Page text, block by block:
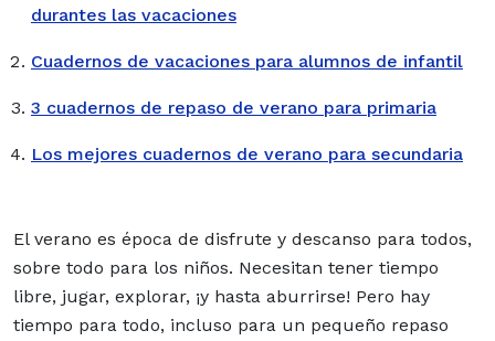
durantes las vacaciones
Cuadernos de vacaciones para alumnos de infantil
3 cuadernos de repaso de verano para primaria
Los mejores cuadernos de verano para secundaria
El verano es época de disfrute y descanso para todos,
sobre todo para los niños. Necesitan tener tiempo
libre, jugar, explorar, ¡y hasta aburrirse! Pero hay
tiempo para todo, incluso para un pequeño repaso